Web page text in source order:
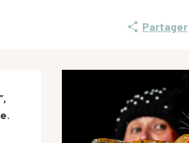
Partager